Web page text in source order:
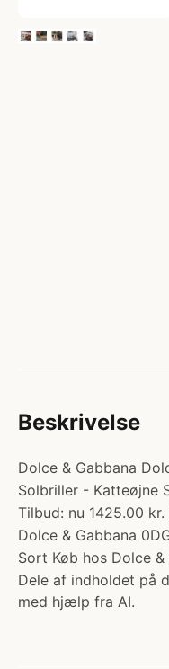
Beskrivelse
Dolce & Gabbana
Solbriller - Katteøjne
Tilbud: nu 1425.00
Dolce & Gabbana
Sort Køb hos Dolce &
Dele af indholdet på
med hjælp fra AI.